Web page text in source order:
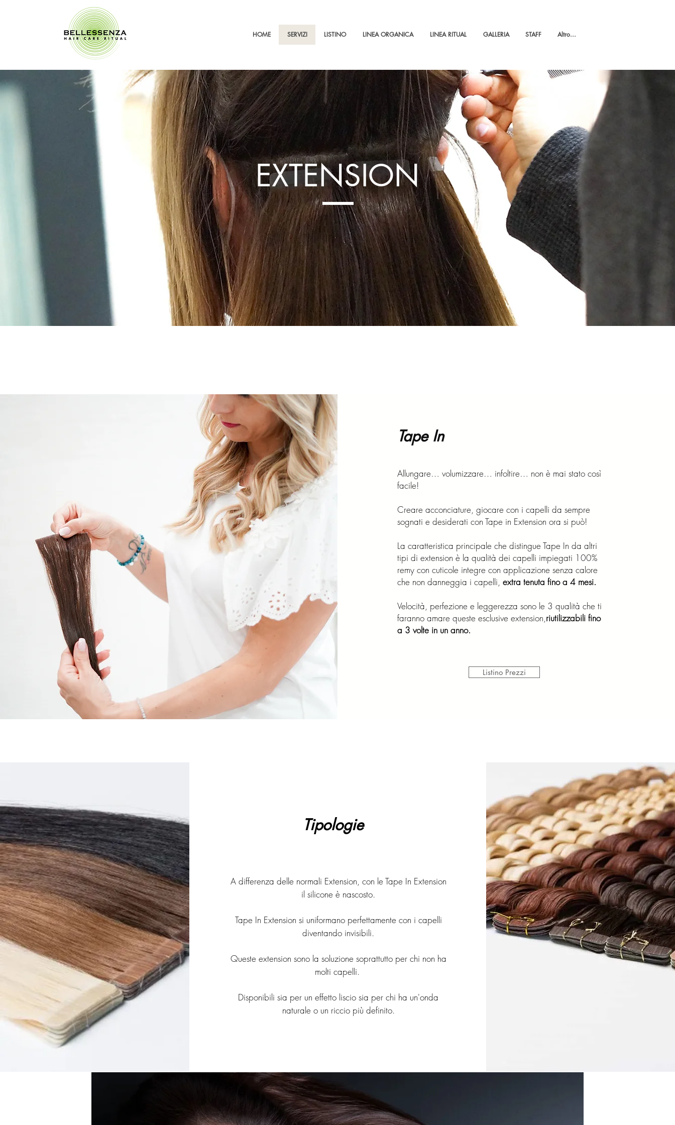
HOME SERVIZI LISTINO LINEA ORGANICA LINEA RITUAL GALLERIA STAFF Altro...
EXTENSION
Tape In
Allungare… volumizzare… infoltire… non è mai stato così
facile!
Creare acconciature, giocare con i capelli da sempre
sognati e desiderati con Tape in Extension ora si può!
La caratteristica principale che distingue Tape In da altri
tipi di extension è la qualità dei capelli impiegati 100%
remy con cuticole integre con applicazione senza calore
che non danneggia i capelli, extra tenuta fino a 4 mesi.
Velocità, perfezione e leggerezza sono le 3 qualità che ti
faranno amare queste esclusive extension,riutilizzabili fino
a 3 volte in un anno.
Listino Prezzi
Tipologie
A differenza delle normali Extension, con le Tape In Extension
il silicone è nascosto.
Tape In Extension si uniformano perfettamente con i capelli
diventando invisibili.
Queste extension sono la soluzione soprattutto per chi non ha
molti capelli.
Disponibili sia per un effetto liscio sia per chi ha un'onda
naturale o un riccio più definito.